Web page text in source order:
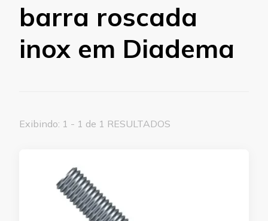
barra roscada
inox em Diadema
Exibindo: 1 - 1 de 1 RESULTADOS